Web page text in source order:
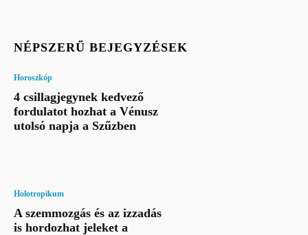
NÉPSZERŰ BEJEGYZÉSEK
Horoszkóp
4 csillagjegynek kedvező
fordulatot hozhat a Vénusz
utolsó napja a Szűzben
Holotropikum
A szemmozgás és az izzadás
is hordozhat jeleket a